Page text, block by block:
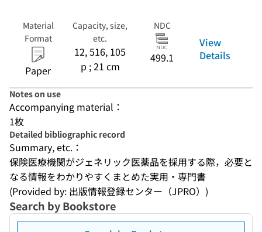
Material
Format
Paper
Capacity, size,
etc.
12, 516, 105
p ; 21 cm
NDC
499.1
View
Details
Notes on use
Accompanying material：
1枚
Detailed bibliographic record
Summary, etc.：
保険医療機関がジェネリック医薬品を採用する際，必要と
なる情報をわかりやすくまとめた実用・専門書
(Provided by: 出版情報登録センター（JPRO）)
Search by Bookstore